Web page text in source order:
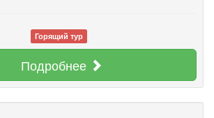
Горящий тур
Подробнее